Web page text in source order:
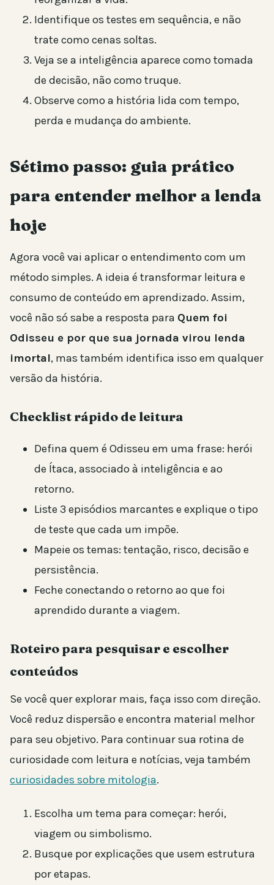
Identifique os testes em sequência, e não
trate como cenas soltas.
Veja se a inteligência aparece como tomada
de decisão, não como truque.
Observe como a história lida com tempo,
perda e mudança do ambiente.
Sétimo passo: guia prático
para entender melhor a lenda
hoje
Agora você vai aplicar o entendimento com um
método simples. A ideia é transformar leitura e
consumo de conteúdo em aprendizado. Assim,
você não só sabe a resposta para Quem foi
Odisseu e por que sua jornada virou lenda
imortal, mas também identifica isso em qualquer
versão da história.
Checklist rápido de leitura
Defina quem é Odisseu em uma frase: herói
de Ítaca, associado à inteligência e ao
retorno.
Liste 3 episódios marcantes e explique o tipo
de teste que cada um impõe.
Mapeie os temas: tentação, risco, decisão e
persistência.
Feche conectando o retorno ao que foi
aprendido durante a viagem.
Roteiro para pesquisar e escolher
conteúdos
Se você quer explorar mais, faça isso com direção.
Você reduz dispersão e encontra material melhor
para seu objetivo. Para continuar sua rotina de
curiosidade com leitura e notícias, veja também
curiosidades sobre mitologia.
Escolha um tema para começar: herói,
viagem ou simbolismo.
Busque por explicações que usem estrutura
por etapas.